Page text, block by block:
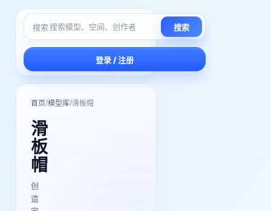
搜索 搜索
登录 / 注册
首页/模型库/滑板帽
滑
板
帽
创
造